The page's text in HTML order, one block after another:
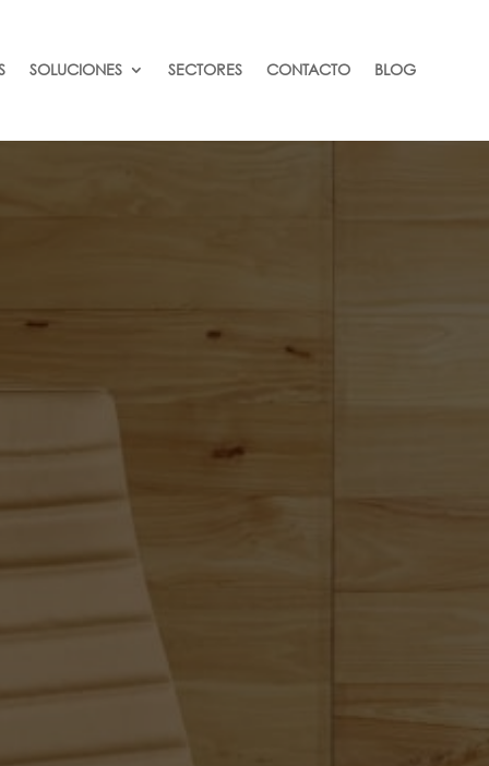
SOLUCIONES SECTORES CONTACTO BLOG